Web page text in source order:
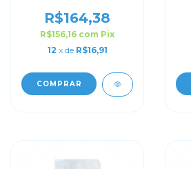
Zip Lock
R$164,38
R$156,16 com Pix
12 x de R$16,91
COMPRAR